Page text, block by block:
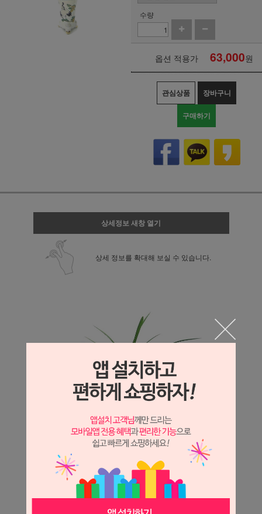
수량
옵션 적용가 63,000원
관심상품 장바구니
구매하기
상세정보 새창 열기
상세 정보를 확대해 보실 수 있습니다.